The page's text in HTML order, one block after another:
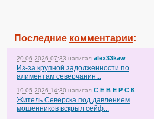
Последние комментарии:
20.06.2026 07:33 написал alex33kaw
Из-за крупной задолженности по
алиментам северчанин...
19.05.2026 14:30 написал С Е В Е Р С К
Житель Северска под давлением
мошенников вскрыл сейф...